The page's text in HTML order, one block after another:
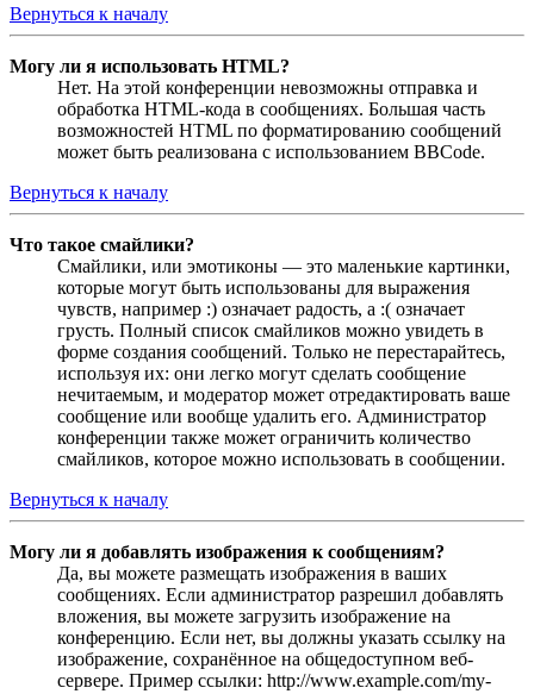
Вернуться к началу
Могу ли я использовать HTML?
Нет. На этой конференции невозможны отправка и
обработка HTML-кода в сообщениях. Большая часть
возможностей HTML по форматированию сообщений
может быть реализована с использованием BBCode.
Вернуться к началу
Что такое смайлики?
Смайлики, или эмотиконы — это маленькие картинки,
которые могут быть использованы для выражения
чувств, например :) означает радость, а :( означает
грусть. Полный список смайликов можно увидеть в
форме создания сообщений. Только не перестарайтесь,
используя их: они легко могут сделать сообщение
нечитаемым, и модератор может отредактировать ваше
сообщение или вообще удалить его. Администратор
конференции также может ограничить количество
смайликов, которое можно использовать в сообщении.
Вернуться к началу
Могу ли я добавлять изображения к сообщениям?
Да, вы можете размещать изображения в ваших
сообщениях. Если администратор разрешил добавлять
вложения, вы можете загрузить изображение на
конференцию. Если нет, вы должны указать ссылку на
изображение, сохранённое на общедоступном веб-
сервере. Пример ссылки: http://www.example.com/my-